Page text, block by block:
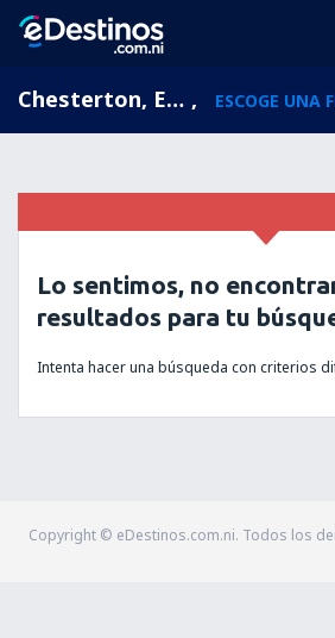
Chesterton, England, Reino Unido , ESCOGE UNA
Lo sentimos, no
resultados para tu
Intenta hacer una búsqueda con criterios
Copyright © eDestinos.com.ni. Todos los